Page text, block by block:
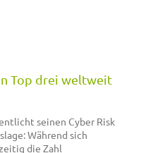
Top drei weltweit
seinen Cyber Risk
Während sich
die Zahl